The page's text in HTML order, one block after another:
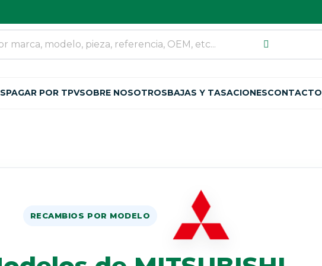
PAGAR POR TPVSOBRE NOSOTROSBAJAS Y TASACIONESCONTACTO
RECAMBIOS POR MODELO